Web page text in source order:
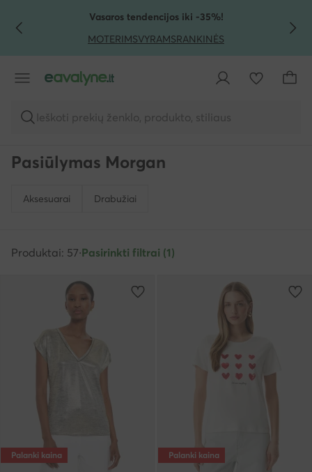
PEREITI PRIE PAGRINDINIO TURINIO
PEREITI Į PAIEŠKĄVasaros tendencijos iki -35%!
MOTERIMSVYRAMSRANKINĖS
Ieškoti prekių ženklo, produkto, stiliaus
Pasiūlymas Morgan
Aksesuarai Drabužiai
Produktai: 57·Pasirinkti filtrai (1)
Palanki kaina Palanki kaina